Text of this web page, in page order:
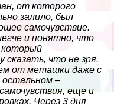
от которого
залило, был
самочувствие.
и понятно, что
который
сказать, что не зря.
от меташки даже с
остальном –
еще и
Через 3 дня